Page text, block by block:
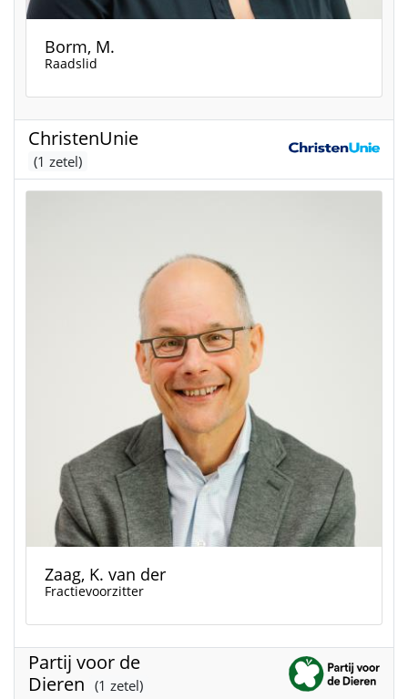
Borm, M.
Raadslid
ChristenUnie
(1 zetel)
Zaag, K. van der
Fractievoorzitter
Partij voor de
Dieren (1 zetel)